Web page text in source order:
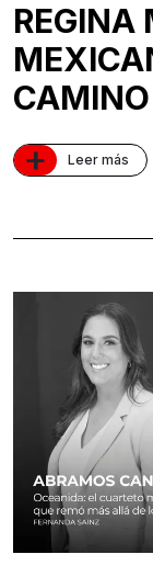
REGINA
+ Leer más